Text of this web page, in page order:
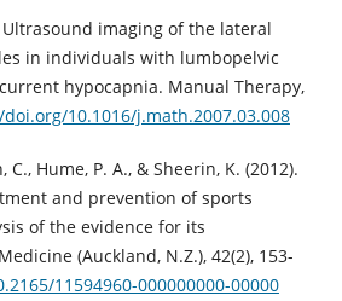
Ultrasound imaging of the lateral
in individuals with lumbopelvic
hypocapnia. Manual Therapy,
10.1016/j.math.2007.03.008
Hume, P. A., & Sheerin, K. (2012).
and prevention of sports
of the evidence for its
(Auckland, N.Z.), 42(2), 153-
11594960-000000000-00000